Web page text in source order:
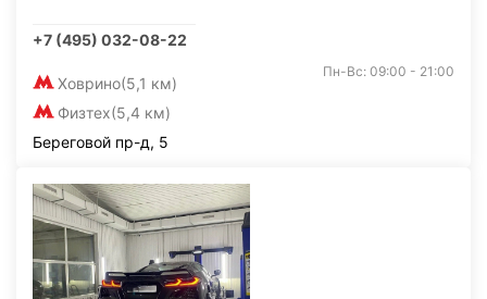
+7 (495) 032-08-22
Ховрино(5,1 км)
Физтех(5,4 км)
Пн-Вс: 09:00 - 21:00
Береговой пр-д, 5